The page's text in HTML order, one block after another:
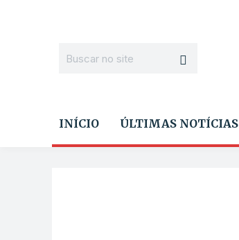
INÍCIO ÚLTIMAS NOTÍCIAS